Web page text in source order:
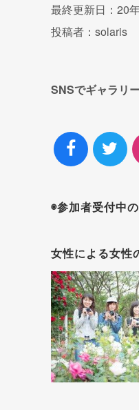
最終更新日：20
投稿者：solaris
SNSでギャラリ
◉参加者受付中
女性による女性